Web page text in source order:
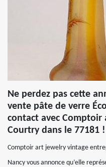
Ne perdez pas cette
vente pâte de verre
contact avec
Courtry dans le 77181 !
Comptoir art jewelry vintage
Nancy vous annonce qu’elle